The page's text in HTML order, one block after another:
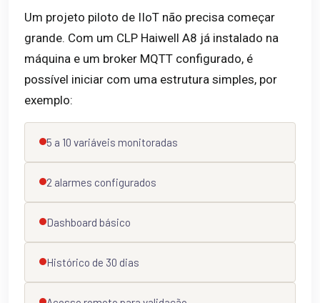
Um projeto piloto de IIoT não precisa começar
grande. Com um CLP Haiwell A8 já instalado na
máquina e um broker MQTT configurado, é
possível iniciar com uma estrutura simples, por
exemplo:
5 a 10 variáveis monitoradas
2 alarmes configurados
Dashboard básico
Histórico de 30 dias